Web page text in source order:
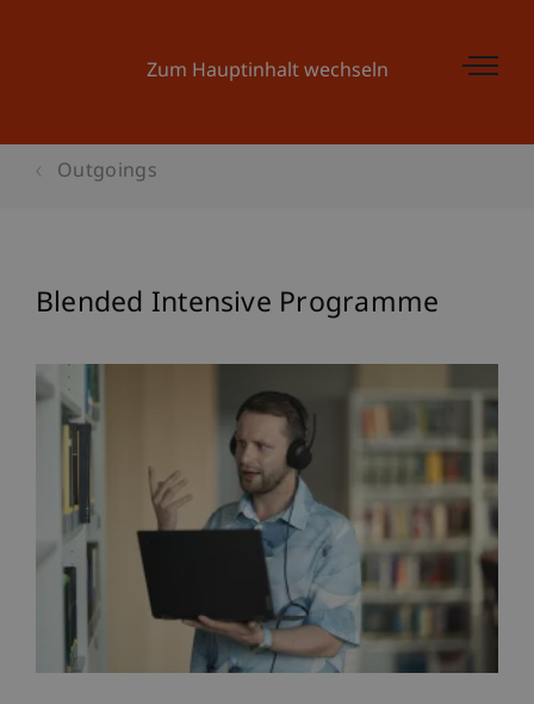
Zum Hauptinhalt wechseln
Outgoings
Blended Intensive Programme